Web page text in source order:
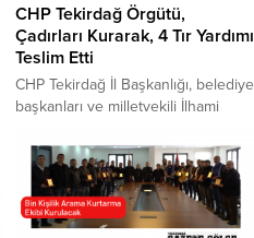
Metiner, Tekirdağ’da depreme
dayanıksız okulların durumu ile...
CHP Tekirdağ Örgütü,
Çadırları Kurarak, 4 Tır Yardımı
Teslim Etti
CHP Tekirdağ İl Başkanlığı, belediye
başkanları ve milletvekili İlhami
bölgesinde ki ihtiyaçların
giderilmesi için Hatay ve
Gaziantep’te çalışmalar yürüttü. İl
Başkanı Volkan Nallar’ın